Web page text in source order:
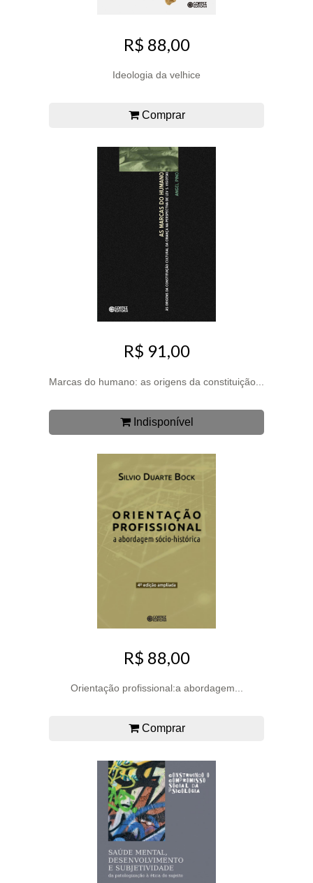
R$ 88,00
Ideologia da velhice
Comprar
R$ 91,00
Marcas do humano: as origens da constituição...
Indisponível
R$ 88,00
Orientação profissional:a abordagem...
Comprar